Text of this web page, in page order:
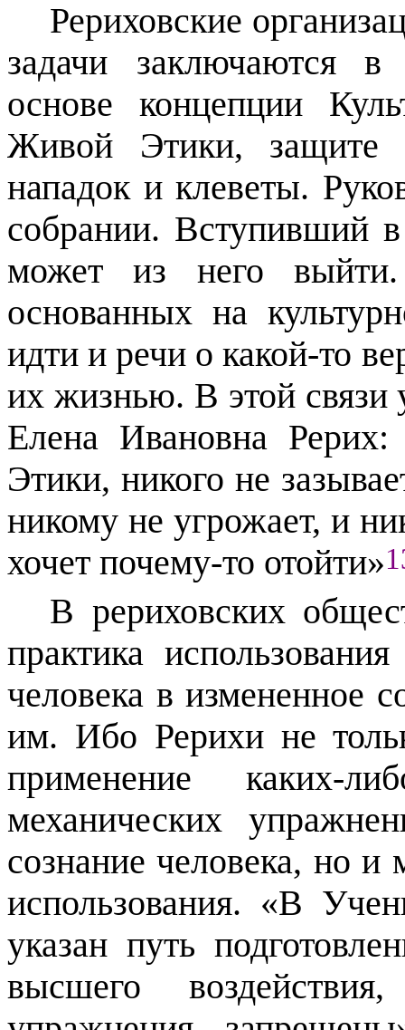
Рериховские
задачи заключаются в
основе концепции
Живой Этики, защите
нападок и клеветы.
собрании. Вступивший
может из него
основанных на
идти и речи о какой-то
их жизнью. В этой связи
Елена Ивановна
Этики, никого не
никому не угрожает, и
хочет почему-то отойти»
В рериховских
практика
человека в измененное
им. Ибо Рерихи не
применение каких-
механических
сознание человека, но и
использования. «В
указан путь
высшего